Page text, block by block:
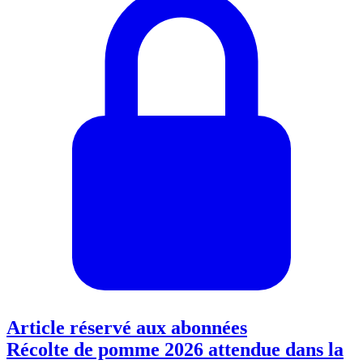
Article réservé aux abonnées
Récolte de pomme 2026 attendue dans la